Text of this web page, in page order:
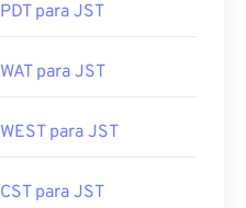
PDT para JST
WAT para JST
WEST para JST
CST para JST